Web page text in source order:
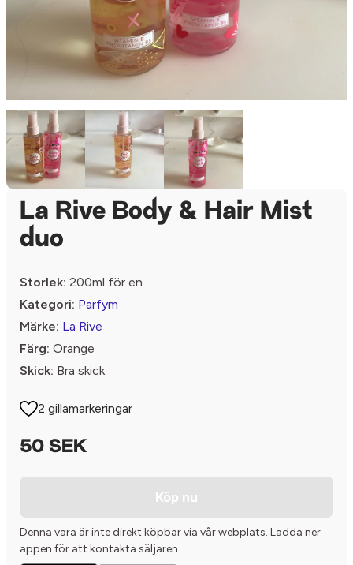
La Rive Body & Hair Mist
duo
Storlek: 200ml för en
Kategori: Parfym
Märke: La Rive
Färg: Orange
Skick: Bra skick
2 gillamarkeringar
50 SEK
Köp nu
Denna vara är inte direkt köpbar via vår webplats. Ladda ner
appen för att kontakta säljaren